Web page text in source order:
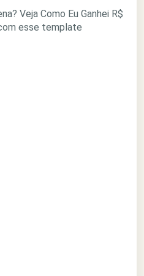
Veja Como Eu Ganhei R$
esse template